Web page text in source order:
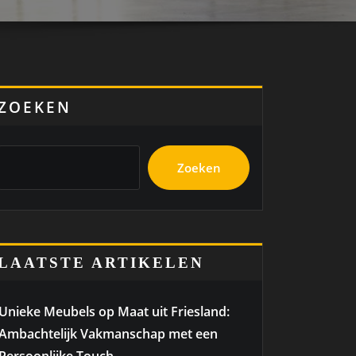
Zoeken
ARTIKELEN
Meubels op Maat uit Friesland:
Vakmanschap met een